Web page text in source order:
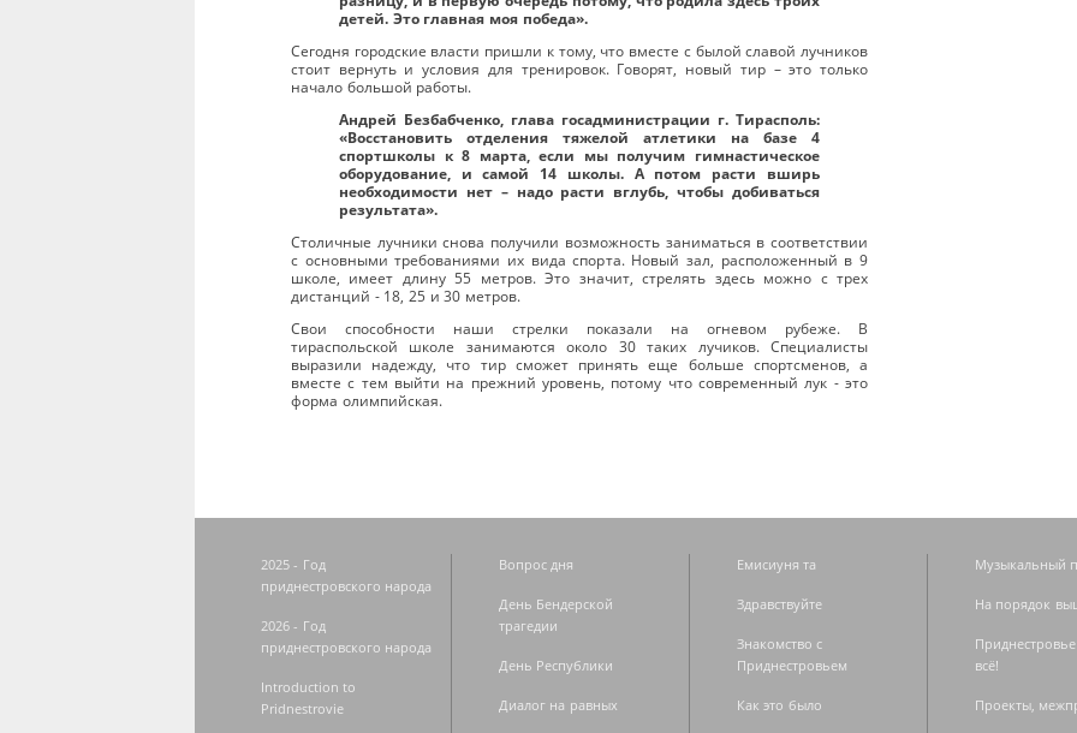
детей. Это главная моя победа».
Сегодня городские власти пришли к тому, что вместе с былой славой лучников
стоит вернуть и условия для тренировок. Говорят, новый тир – это только
начало большой работы.
Андрей Безбабченко, глава госадминистрации г. Тирасполь:
«Восстановить отделения тяжелой атлетики на базе 4
спортшколы к 8 марта, если мы получим гимнастическое
оборудование, и самой 14 школы. А потом расти вширь
необходимости нет – надо расти вглубь, чтобы добиваться
результата».
Столичные лучники снова получили возможность заниматься в соответствии
с основными требованиями их вида спорта. Новый зал, расположенный в 9
школе, имеет длину 55 метров. Это значит, стрелять здесь можно с трех
дистанций - 18, 25 и 30 метров.
Свои способности наши стрелки показали на огневом рубеже. В
тираспольской школе занимаются около 30 таких лучиков. Специалисты
выразили надежду, что тир сможет принять еще больше спортсменов, а
вместе с тем выйти на прежний уровень, потому что современный лук - это
форма олимпийская.
2025 - Год
приднестровского народа
2026 - Год
приднестровского народа
Introduction to
Pridnestrovie
Вопрос дня
День Бендерской
трагедии
День Республики
Диалог на равных
Емисиуня та
Здравствуйте
Знакомство с
Приднестровьем
Как это было
Музыкальный
На порядок
всё!
Проекты,